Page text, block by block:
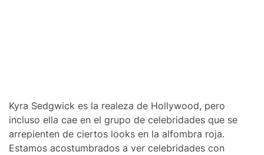
Kyra Sedgwick es la realeza de Hollywood, pero
incluso ella cae en el grupo de celebridades que se
arrepienten de ciertos looks en la alfombra roja.
Estamos acostumbrados a ver celebridades con